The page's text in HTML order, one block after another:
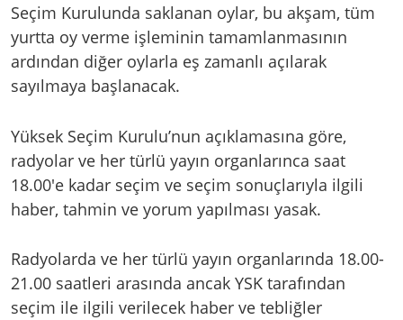
Seçim Kurulunda saklanan oylar, bu akşam, tüm
yurtta oy verme işleminin tamamlanmasının
ardından diğer oylarla eş zamanlı açılarak
sayılmaya başlanacak.
Yüksek Seçim Kurulu’nun açıklamasına göre,
radyolar ve her türlü yayın organlarınca saat
18.00'e kadar seçim ve seçim sonuçlarıyla ilgili
haber, tahmin ve yorum yapılması yasak.
Radyolarda ve her türlü yayın organlarında 18.00-
21.00 saatleri arasında ancak YSK tarafından
seçim ile ilgili verilecek haber ve tebliğler